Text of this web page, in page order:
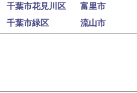
千葉市花見川区
富里市
千葉市緑区 流山市